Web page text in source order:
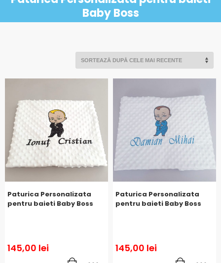
Baby Boss
Paturica Personalizata
pentru baieti Baby Boss
145,00 lei
Paturica Personalizata
pentru baieti Baby Boss
145,00 lei